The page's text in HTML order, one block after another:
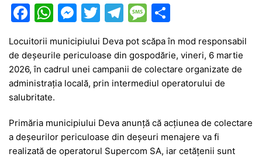
F
c
e
b
o
o
k
W
at
s
A
p
p
M
e
s
s
e
g
er
T
itt
er
T
e
gr
a
M
s
s
a
e
ta
je
a
ă
Locuitorii municipiului Deva pot scăpa în mod responsabil
de deșeurile periculoase din gospodărie, vineri, 6 martie
2026, în cadrul unei campanii de colectare organizate de
administrația locală, prin intermediul operatorului de
salubritate.
Primăria municipiului Deva anunță că acțiunea de colectare
a deșeurilor periculoase din deșeuri menajere va fi
realizată de operatorul Supercom SA, iar cetățenii sunt